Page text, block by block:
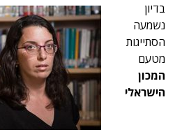
בדיון
נשמעה
הסתייגות
מטעם
המכון
הישראלי